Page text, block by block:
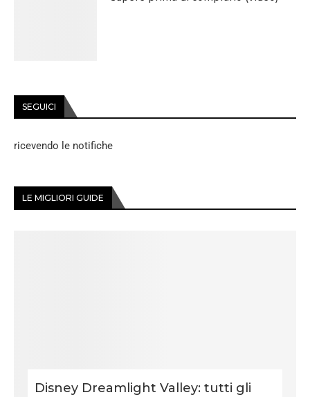
SEGUICI
ricevendo le notifiche
LE MIGLIORI GUIDE
Disney Dreamlight Valley: tutti gli